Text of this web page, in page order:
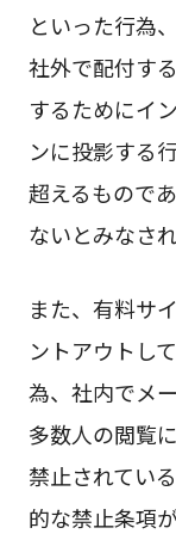
といった行為
社外で配付す
するためにイ
ンに投影する
超えるもので
ないとみなされ
また、有料サ
ントアウトし
為、社内でメ
多数人の閲覧
禁止されてい
的な禁止条項